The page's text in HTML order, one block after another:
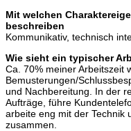
Mit welchen
beschreiben
Kommunikativ, technisch
Wie sieht ein typischer
Ca. 70% meiner Arbeitszeit
Bemusterungen/
und Nachbereitung. In der
Aufträge, führe
arbeite eng mit der Technik
zusammen.